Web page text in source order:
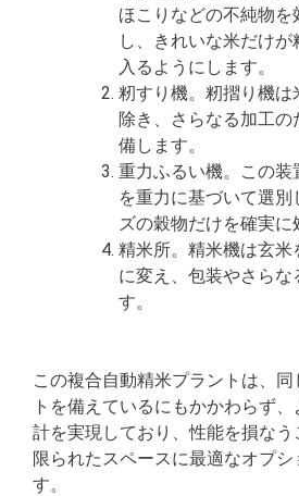
ほこりなどの不純物を
し、きれいな米だけ
入るようにします。
籾すり機。籾摺り機は
除き、さらなる加工
備します。
重力ふるい機。この装
を重力に基づいて選別
ズの穀物だけを確実に
精米所。精米機は玄米
に変え、包装やさらな
す。
この複合自動精米プラントは、
トを備えているにもかかわらず
計を実現しており、性能を損な
限られたスペースに最適なオプシ
す。